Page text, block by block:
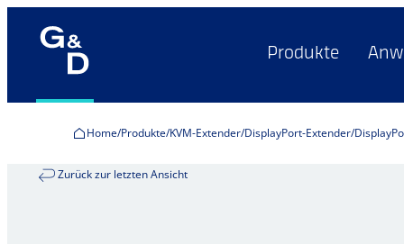
Produkte
Home Produkte KVM-Extender DisplayPort-Extender
Zurück zur letzten Ansicht